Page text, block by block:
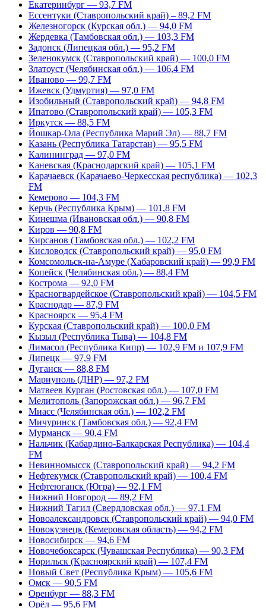
Екатеринбург — 93,7 FM
Ессентуки (Ставропольский край) – 89,2 FM
Железногорск (Курская обл.) — 94,0 FM
Жердевка (Тамбовская обл.) — 103,3 FM
Задонск (Липецкая обл.) — 95,2 FM
Зеленокумск (Ставропольский край) — 100,0 FM
Златоуст (Челябинская обл.) — 106,4 FM
Иваново — 99,7 FM
Ижевск (Удмуртия) — 97,0 FM
Изобильный (Ставропольский край) — 94,8 FM
Ипатово (Ставропольский край) — 105,3 FM
Иркутск — 88,5 FM
Йошкар-Ола (Республика Марий Эл) — 88,7 FM
Казань (Республика Татарстан) — 95,5 FM
Калининград — 97,0 FM
Каневская (Краснодарский край) — 105,1 FM
Карачаевск (Карачаево-Черкесская республика) — 102,3
FM
Кемерово — 104,3 FM
Керчь (Республика Крым) — 101,8 FM
Кинешма (Ивановская обл.) — 90,8 FM
Киров — 90,8 FM
Кирсанов (Тамбовская обл.) — 102,2 FM
Кисловодск (Ставропольский край) — 95,0 FM
Комсомольск-на-Амуре (Хабаровский край) — 99,9 FM
Копейск (Челябинская обл.) — 88,4 FM
Кострома — 92,0 FM
Красногвардейское (Ставропольский край) — 104,5 FM
Краснодар — 87,9 FM
Красноярск — 95,4 FM
Курская (Ставропольский край) — 100,0 FM
Кызыл (Республика Тыва) — 104,8 FM
Лимасол (Республика Кипр) — 102,9 FM и 107,9 FM
Липецк — 97,9 FM
Луганск — 88,8 FM
Мариуполь (ДНР) — 97,2 FM
Матвеев Курган (Ростовская обл.) — 107,0 FM
Мелитополь (Запорожская обл.) — 96,7 FM
Миасс (Челябинская обл.) — 102,2 FM
Мичуринск (Тамбовская обл.) — 92,4 FM
Мурманск — 90,4 FM
Нальчик (Кабардино-Балкарская Республика) — 104,4
FM
Невинномысск (Ставропольский край) — 94,2 FM
Нефтекумск (Ставропольский край) — 100,4 FM
Нефтеюганск (Югра) — 92,1 FM
Нижний Новгород — 89,2 FM
Нижний Тагил (Свердловская обл.) — 97,1 FM
Новоалександровск (Ставропольский край) — 94,0 FM
Новокузнецк (Кемеровская область) — 94,2 FM
Новосибирск — 94,6 FM
Новочебоксарск (Чувашская Республика) — 90,3 FM
Норильск (Красноярский край) — 107,4 FM
Новый Свет (Республика Крым) — 105,6 FM
Омск — 90,5 FM
Оренбург — 88,3 FM
Орёл — 95,6 FM